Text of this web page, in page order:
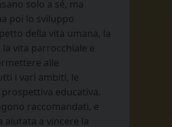
solo a sé, ma
poi lo sviluppo
della vita umana, la
vita parrocchiale e
alle
i vari ambiti, le
educativa.
raccomandati, e
aiutata a vincere la